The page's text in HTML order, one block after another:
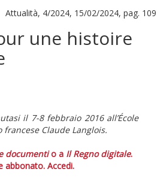
Attualità, 4/2024, 15/02/2024, pag. 109
une histoire
il 7-8 febbraio 2016 all’École
Claude Langlois.
documentio a Il Regno digitale.
abbonato. Accedi.